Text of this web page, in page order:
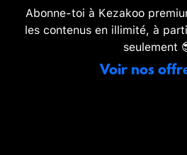
Abonne-toi à Kezakoo
les contenus en illimité, à
seulement
Voir nos